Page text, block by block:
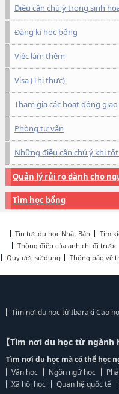
Điều cần chú ý trong sinh
Đăng kí học bổng
Việc làm thêm
Visa (Thị thực)
Tham gia các hoạt động
Phòng tư vấn
Những điều cần chú ý khi
Quản lý rủi ro dành cho
Tìm học bổng
Tin tức du học Nhật Bản Tìm
Thông điệp của anh chị đi trước
Quy ước sử dụng
Thông báo về
Tìm nơi du học từ Ibaraki Cao
【Tìm nơi du học từ ngành
Tìm nơi du học mà có thể học
Văn học
Ngôn ngữ học
Xã hội học
Quan hệ quốc tế